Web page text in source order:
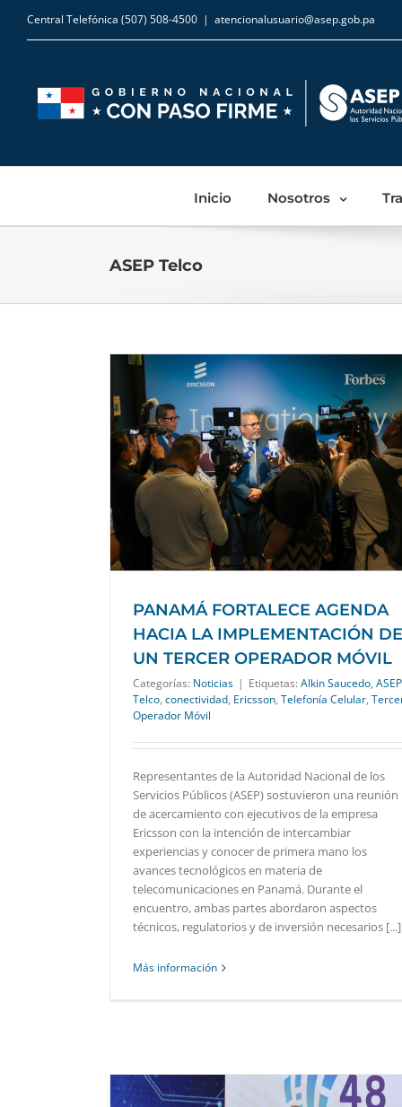
Central Telefónica (507) 508-4500 | atencionalusuario@asep.gob.pa
Inicio Nosotros
ASEP Telco
PANAMÁ FORTALECE AGENDA
HACIA LA IMPLEMENTACIÓN DE
UN TERCER OPERADOR MÓVIL
Categorías: Noticias | Etiquetas: Alkin Saucedo, ASEP
Telco, conectividad, Ericsson, Telefonía Celular,
Operador Móvil
Representantes de la Autoridad Nacional de los
Servicios Públicos (ASEP) sostuvieron una reunión
de acercamiento con ejecutivos de la empresa
Ericsson con la intención de intercambiar
experiencias y conocer de primera mano los
avances tecnológicos en materia de
telecomunicaciones en Panamá. Durante el
encuentro, ambas partes abordaron aspectos
técnicos, regulatorios y de inversión necesarios [...]
Más información